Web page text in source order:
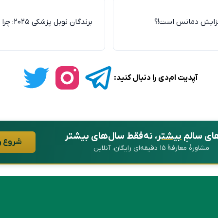
دمانس است!؟
آپدیت ام‌دی را دنبال کنید:
سالمِبیشتر، نه فقط سال‌های بیشتر
مشاورهٔ معارفهٔ ۱۵ دقیقه‌ای رایگان، آنلاین
شروع